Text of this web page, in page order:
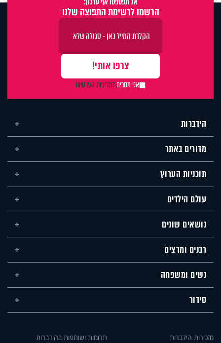
הרשמו לרשימת התפוצה שלנו
אני מסכיםלמדיניות הפרטיות
הידברות
מדורים באתר
תוכניות הערוץ
עולם הילדים
נושאים שונים
רבנים ומרצים
נשים ומשפחה
סידור
מזכירות הידברות תרומות ושותפות בהידברות